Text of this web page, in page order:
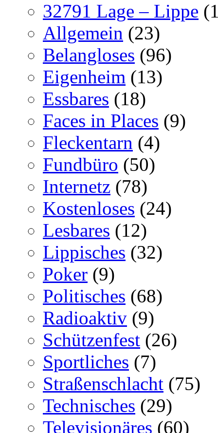
32791 Lage – Lippe
Allgemein (23)
Belangloses (96)
Eigenheim (13)
Essbares (18)
Faces in Places (9)
Fleckentarn (4)
Fundbüro (50)
Internetz (78)
Kostenloses (24)
Lesbares (12)
Lippisches (32)
Poker (9)
Politisches (68)
Radioaktiv (9)
Schützenfest (26)
Sportliches (7)
Straßenschlacht (75)
Technisches (29)
Televisionäres (60)